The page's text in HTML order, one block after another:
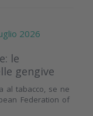
2026
le
gengive
al tabacco, se ne
Federation of